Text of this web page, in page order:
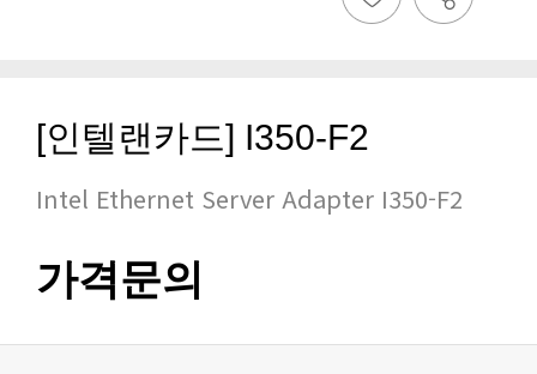
[인텔랜카드] I350-F2
Intel Ethernet Server Adapter I350-F2
가격문의